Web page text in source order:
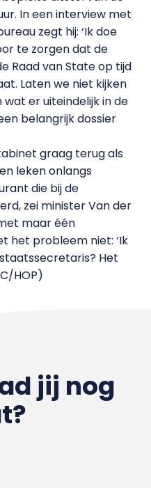
In een interview met
zegt hij: ‘Ik doe
te zorgen dat de
Raad van State op tijd
Laten we niet kijken
er uiteindelijk in de
belangrijk dossier
graag terug als
leken onlangs
die bij de
zei minister Van der
maar één
het probleem niet: ‘Ik
Het
HOP)
jij nog